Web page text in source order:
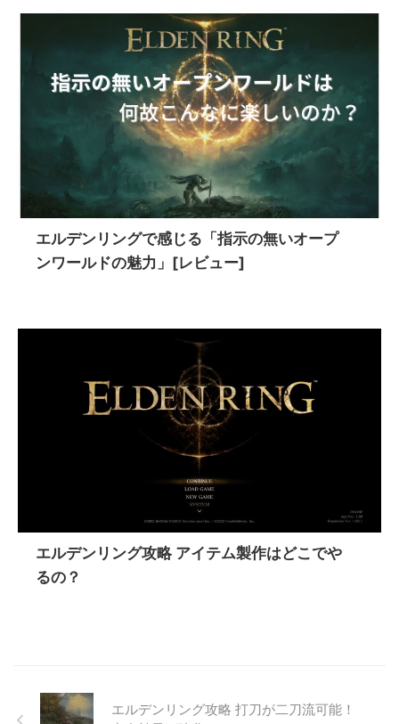
エルデンリングで感じる「指示の無いオープ
ンワールドの魅力」[レビュー]
エルデンリング攻略 アイテム製作はどこでや
るの？
エルデンリング攻略 打刀が二刀流可能！